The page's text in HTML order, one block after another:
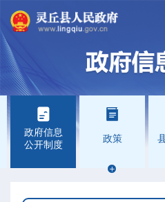

政府信息
公开制度

政策
